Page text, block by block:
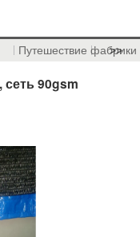
Путешествие фабрики
>>
90gsm